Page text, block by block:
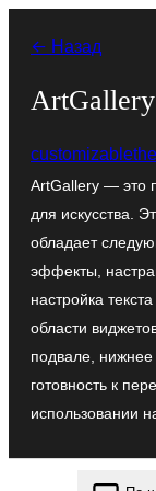
содержимому
← Назад
ArtGallery
ArtGallery — это
для искусства.
обладает
эффекты,
настройка
области
подвале,
готовность к
использовании